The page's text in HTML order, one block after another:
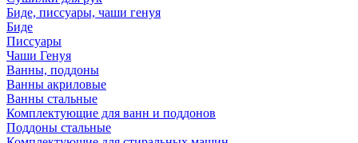
Биде, писсуары, чаши генуя
Биде
Писсуары
Чаши Генуя
Ванны, поддоны
Ванны акриловые
Ванны стальные
Комплектующие для ванн и поддонов
Поддоны стальные